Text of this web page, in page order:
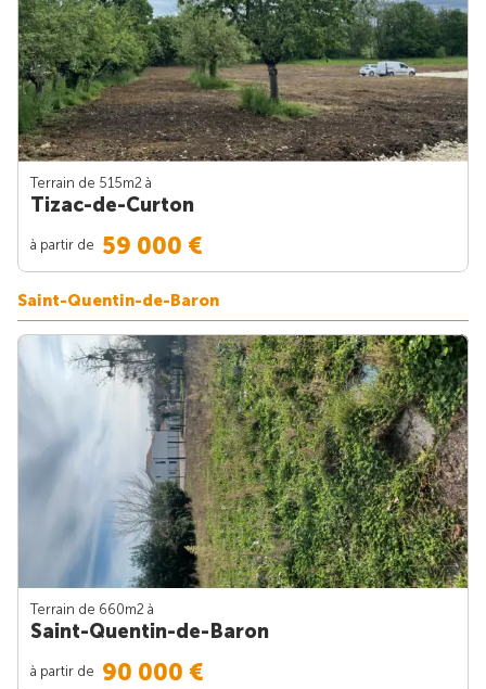
Terrain de 515m2 à
Tizac-de-Curton
à partir de 59 000 €
Saint-Quentin-de-Baron
Terrain de 660m2 à
Saint-Quentin-de-Baron
à partir de 90 000 €